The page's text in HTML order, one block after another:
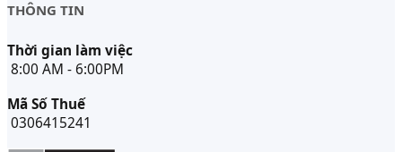
THÔNG TIN
Thời gian làm việc
8:00 AM - 6:00PM
Mã Số Thuế
0306415241